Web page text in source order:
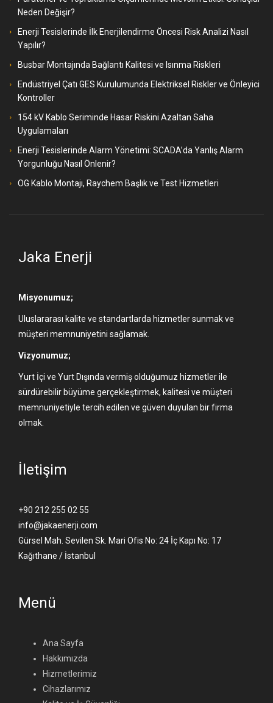
Neden Değişir?
Enerji Tesislerinde İlk Enerjilendirme Öncesi Risk Analizi Nasıl
Yapılır?
Busbar Montajında Bağlantı Kalitesi ve Isınma Riskleri
Endüstriyel Çatı GES Kurulumunda Elektriksel Riskler ve Önleyici
Kontroller
154 kV Kablo Seriminde Hasar Riskini Azaltan Saha
Uygulamaları
Enerji Tesislerinde Alarm Yönetimi: SCADA’da Yanlış Alarm
Yorgunluğu Nasıl Önlenir?
OG Kablo Montajı, Raychem Başlık ve Test Hizmetleri
Jaka Enerji
Misyonumuz;
Uluslararası kalite ve standartlarda hizmetler sunmak ve
müşteri memnuniyetini sağlamak.
Vizyonumuz;
Yurt İçi ve Yurt Dışında vermiş olduğumuz hizmetler ile
sürdürebilir büyüme gerçekleştirmek, kalitesi ve müşteri
memnuniyetiyle tercih edilen ve güven duyulan bir firma
olmak.
İletişim
+90 212 255 02 55
info@jakaenerji.com
Gürsel Mah. Sevilen Sk. Mari Ofis No: 24 İç Kapı No: 17
Kağıthane / İstanbul
Menü
Ana Sayfa
Hakkımızda
Hizmetlerimiz
Cihazlarımız